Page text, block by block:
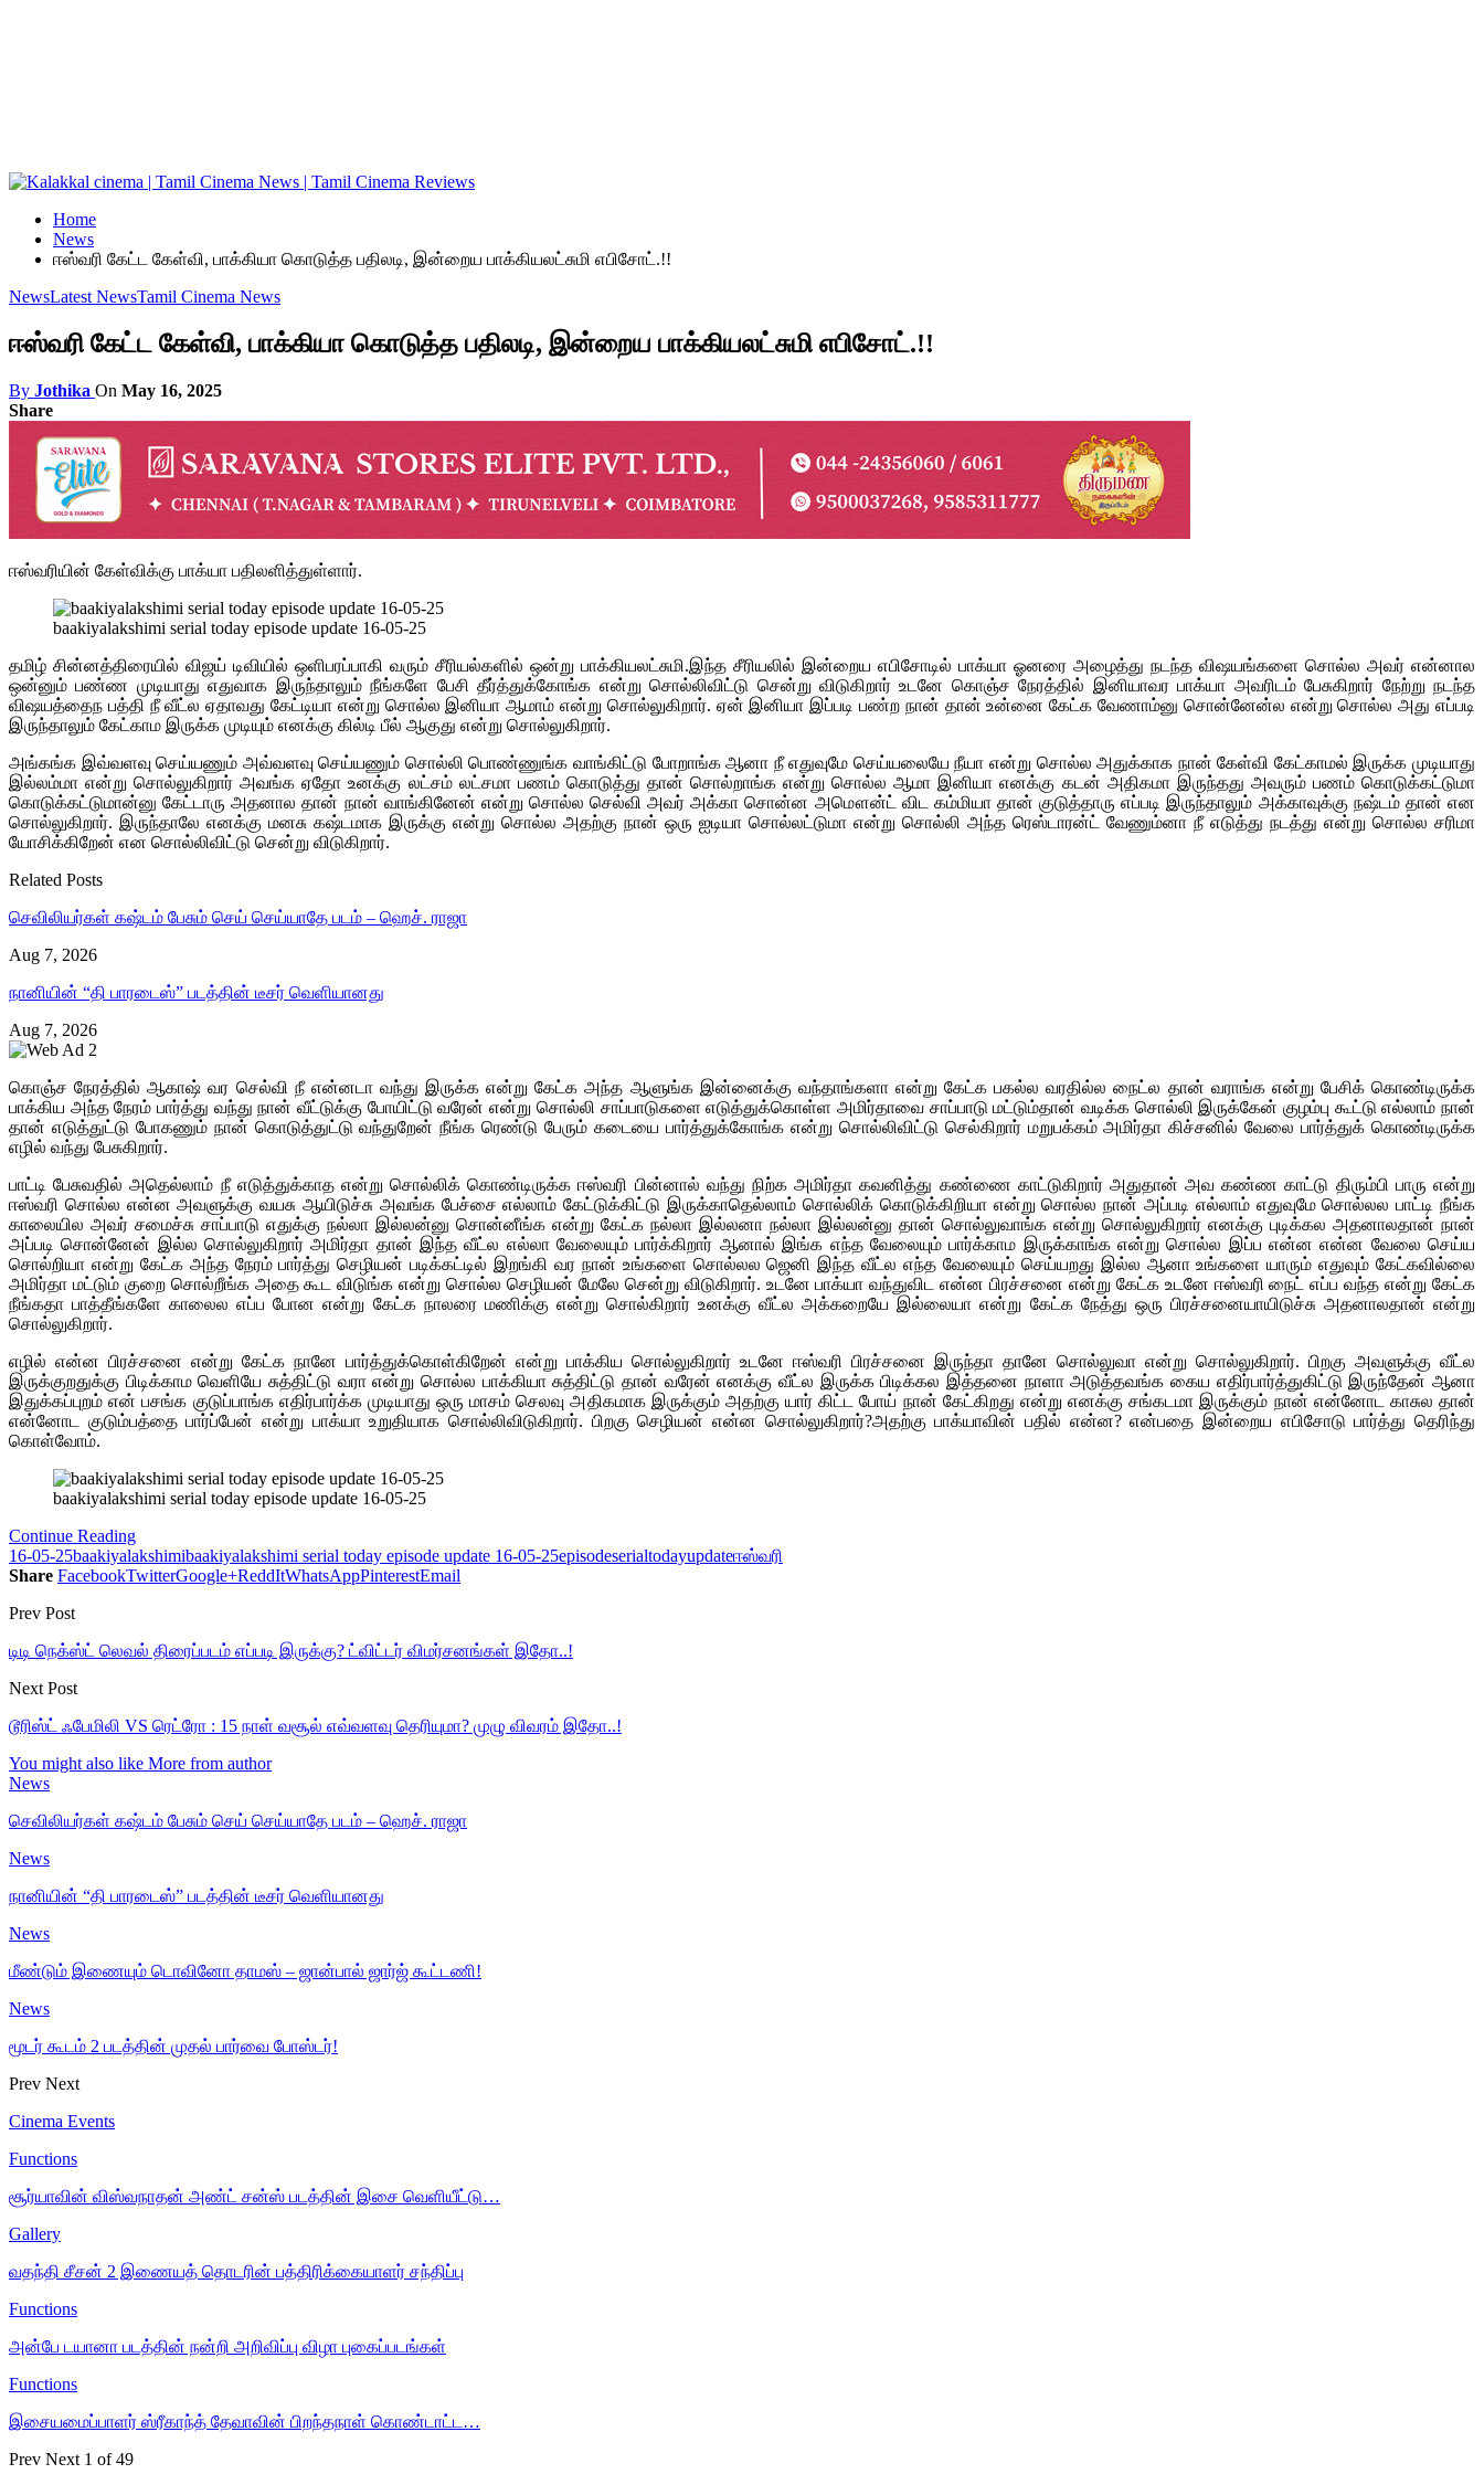
Home
News
ஈஸ்வரி கேட்ட கேள்வி, பாக்கியா கொடுத்த பதிலடி, இன்றைய பாக்கியலட்சுமி எபிசோட்.!!
NewsLatest NewsTamil Cinema News
ஈஸ்வரி கேட்ட கேள்வி, பாக்கியா கொடுத்த பதிலடி, இன்றைய பாக்கியலட்சுமி எபிசோட்.!!
By Jothika On May 16, 2025
Share
ஈஸ்வரியின் கேள்விக்கு பாக்யா பதிலளித்துள்ளார்.
baakiyalakshimi serial today episode update 16-05-25
தமிழ் சின்னத்திரையில் விஜய் டிவியில் ஒளிபரப்பாகி வரும் சீரியல்களில் ஒன்று பாக்கியலட்சுமி.இந்த சீரியலில் இன்றைய எபிசோடில் பாக்யா ஓனரை அழைத்து நடந்த விஷயங்களை சொல்ல அவர் என்னால
ஒன்னும் பண்ண முடியாது எதுவாக இருந்தாலும் நீங்களே பேசி தீர்த்துக்கோங்க என்று சொல்லிவிட்டு சென்று விடுகிறார் உடனே கொஞ்ச நேரத்தில் இனியாவர பாக்யா அவரிடம் பேசுகிறார் நேற்று நடந்த
விஷயத்தைந பத்தி நீ வீட்ல ஏதாவது கேட்டியா என்று சொல்ல இனியா ஆமாம் என்று சொல்லுகிறார். ஏன் இனியா இப்படி பண்ற நான் தான் உன்னை கேட்க வேணாம்னு சொன்னேன்ல என்று சொல்ல அது எப்படி
இருந்தாலும் கேட்காம இருக்க முடியும் எனக்கு கில்டி பீல் ஆகுது என்று சொல்லுகிறார்.
அங்கங்க இவ்வளவு செய்யணும் அவ்வளவு செய்யணும் சொல்லி பொண்ணுங்க வாங்கிட்டு போறாங்க ஆனா நீ எதுவுமே செய்யலையே நீயா என்று சொல்ல அதுக்காக நான் கேள்வி கேட்காமல் இருக்க முடியாது
இல்லம்மா என்று சொல்லுகிறார் அவங்க ஏதோ உனக்கு லட்சம் லட்சமா பணம் கொடுத்து தான் சொல்றாங்க என்று சொல்ல ஆமா இனியா எனக்கு கடன் அதிகமா இருந்தது அவரும் பணம் கொடுக்கட்டுமா
கொடுக்கட்டுமான்னு கேட்டாரு அதனால தான் நான் வாங்கினேன் என்று சொல்ல செல்வி அவர் அக்கா சொன்ன அமௌன்ட் விட கம்மியா தான் குடுத்தாரு எப்படி இருந்தாலும் அக்காவுக்கு நஷ்டம் தான் என
சொல்லுகிறார். இருந்தாலே எனக்கு மனசு கஷ்டமாக இருக்கு என்று சொல்ல அதற்கு நான் ஒரு ஐடியா சொல்லட்டுமா என்று சொல்லி அந்த ரெஸ்டாரன்ட் வேணும்னா நீ எடுத்து நடத்து என்று சொல்ல சரிமா
யோசிக்கிறேன் என சொல்லிவிட்டு சென்று விடுகிறார்.
Related Posts
செவிலியர்கள் கஷ்டம் பேசும் செய் செய்யாதே படம் – ஹெச். ராஜா
Aug 7, 2026
நானியின் “தி பாரடைஸ்” படத்தின் டீசர் வெளியானது
Aug 7, 2026
கொஞ்ச நேரத்தில் ஆகாஷ் வர செல்வி நீ என்னடா வந்து இருக்க என்று கேட்க அந்த ஆளுங்க இன்னைக்கு வந்தாங்களா என்று கேட்க பகல்ல வரதில்ல நைட்ல தான் வராங்க என்று பேசிக் கொண்டிருக்க
பாக்கிய அந்த நேரம் பார்த்து வந்து நான் வீட்டுக்கு போயிட்டு வரேன் என்று சொல்லி சாப்பாடுகளை எடுத்துக்கொள்ள அமிர்தாவை சாப்பாடு மட்டும்தான் வடிக்க சொல்லி இருக்கேன் குழம்பு கூட்டு எல்லாம் நான்
தான் எடுத்துட்டு போகணும் நான் கொடுத்துட்டு வந்துறேன் நீங்க ரெண்டு பேரும் கடையை பார்த்துக்கோங்க என்று சொல்லிவிட்டு செல்கிறார் மறுபக்கம் அமிர்தா கிச்சனில் வேலை பார்த்துக் கொண்டிருக்க
எழில் வந்து பேசுகிறார்.
பாட்டி பேசுவதில் அதெல்லாம் நீ எடுத்துக்காத என்று சொல்லிக் கொண்டிருக்க ஈஸ்வரி பின்னால் வந்து நிற்க அமிர்தா கவனித்து கண்ணை காட்டுகிறார் அதுதான் அவ கண்ண காட்டு திரும்பி பாரு என்று
ஈஸ்வரி சொல்ல என்ன அவளுக்கு வயசு ஆயிடுச்சு அவங்க பேச்சை எல்லாம் கேட்டுக்கிட்டு இருக்காதெல்லாம் சொல்லிக் கொடுக்கிறியா என்று சொல்ல நான் அப்படி எல்லாம் எதுவுமே சொல்லல பாட்டி நீங்க
காலையில அவர் சமைச்சு சாப்பாடு எதுக்கு நல்லா இல்லன்னு சொன்னீங்க என்று கேட்க நல்லா இல்லனா நல்லா இல்லன்னு தான் சொல்லுவாங்க என்று சொல்லுகிறார் எனக்கு புடிக்கல அதனாலதான் நான்
அப்படி சொன்னேன் இல்ல சொல்லுகிறார் அமிர்தா தான் இந்த வீட்ல எல்லா வேலையும் பார்க்கிறார் ஆனால் இங்க எந்த வேலையும் பார்க்காம இருக்காங்க என்று சொல்ல இப்ப என்ன என்ன வேலை செய்ய
சொல்றியா என்று கேட்க அந்த நேரம் பார்த்து செழியன் படிக்கட்டில் இறங்கி வர நான் உங்களை சொல்லல ஜெனி இந்த வீட்ல எந்த வேலையும் செய்யறது இல்ல ஆனா உங்களை யாரும் எதுவும் கேட்கவில்லை
அமிர்தா மட்டும் குறை சொல்றீங்க அதை கூட விடுங்க என்று சொல்ல செழியன் மேலே சென்று விடுகிறார். உடனே பாக்யா வந்துவிட என்ன பிரச்சனை என்று கேட்க உடனே ஈஸ்வரி நைட் எப்ப வந்த என்று கேட்க
நீங்கதா பாத்தீங்களே காலைல எப்ப போன என்று கேட்க நாலரை மணிக்கு என்று சொல்கிறார் உனக்கு வீட்ல அக்கறையே இல்லையா என்று கேட்க நேத்து ஒரு பிரச்சனையாயிடுச்சு அதனாலதான் என்று
சொல்லுகிறார்.
எழில் என்ன பிரச்சனை என்று கேட்க நானே பார்த்துக்கொள்கிறேன் என்று பாக்கிய சொல்லுகிறார் உடனே ஈஸ்வரி பிரச்சனை இருந்தா தானே சொல்லுவா என்று சொல்லுகிறார். பிறகு அவளுக்கு வீட்ல
இருக்குறதுக்கு பிடிக்காம வெளியே சுத்திட்டு வரா என்று சொல்ல பாக்கியா சுத்திட்டு தான் வரேன் எனக்கு வீட்ல இருக்க பிடிக்கல இத்தனை நாளா அடுத்தவங்க கைய எதிர்பார்த்துகிட்டு இருந்தேன் ஆனா
இதுக்கப்புறம் என் பசங்க குடுப்பாங்க எதிர்பார்க்க முடியாது ஒரு மாசம் செலவு அதிகமாக இருக்கும் அதற்கு யார் கிட்ட போய் நான் கேட்கிறது என்று எனக்கு சங்கடமா இருக்கும் நான் என்னோட காசுல தான்
என்னோட குடும்பத்தை பார்ப்பேன் என்று பாக்யா உறுதியாக சொல்லிவிடுகிறார். பிறகு செழியன் என்ன சொல்லுகிறார்?அதற்கு பாக்யாவின் பதில் என்ன? என்பதை இன்றைய எபிசோடு பார்த்து தெரிந்து
கொள்வோம்.
baakiyalakshimi serial today episode update 16-05-25
Continue Reading
16-05-25baakiyalakshimibaakiyalakshimi serial today episode update 16-05-25episodeserialtodayupdateஈஸ்வரி
Share FacebookTwitterGoogle+ReddItWhatsAppPinterestEmail
Prev Post
டிடி நெக்ஸ்ட் லெவல் திரைப்படம் எப்படி இருக்கு? ட்விட்டர் விமர்சனங்கள் இதோ..!
Next Post
டூரிஸ்ட் ஃபேமிலி VS ரெட்ரோ : 15 நாள் வசூல் எவ்வளவு தெரியுமா? முழு விவரம் இதோ..!
You might also like More from author
News
செவிலியர்கள் கஷ்டம் பேசும் செய் செய்யாதே படம் – ஹெச். ராஜா
News
நானியின் “தி பாரடைஸ்” படத்தின் டீசர் வெளியானது
News
மீண்டும் இணையும் டொவினோ தாமஸ் – ஜான்பால் ஜார்ஜ் கூட்டணி!
News
மூடர் கூடம் 2 படத்தின் முதல் பார்வை போஸ்டர்!
Prev Next
Cinema Events
Functions
சூர்யாவின் விஸ்வநாதன் அண்ட் சன்ஸ் படத்தின் இசை வெளியீட்டு…
Gallery
வதந்தி சீசன் 2 இணையத் தொடரின் பத்திரிக்கையாளர் சந்திப்பு
Functions
அன்பே டயானா படத்தின் நன்றி அறிவிப்பு விழா புகைப்படங்கள்
Functions
இசையமைப்பாளர் ஸ்ரீகாந்த் தேவாவின் பிறந்தநாள் கொண்டாட்ட…
Prev Next 1 of 49